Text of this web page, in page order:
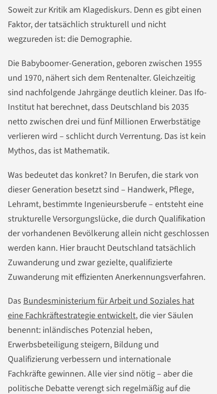
Soweit zur Kritik am Klagediskurs. Denn es gibt einen
Faktor, der tatsächlich strukturell und nicht
wegzureden ist: die Demographie.
Die Babyboomer-Generation, geboren zwischen 1955
und 1970, nähert sich dem Rentenalter. Gleichzeitig
sind nachfolgende Jahrgänge deutlich kleiner. Das Ifo-
Institut hat berechnet, dass Deutschland bis 2035
netto zwischen drei und fünf Millionen Erwerbstätige
verlieren wird – schlicht durch Verrentung. Das ist kein
Mythos, das ist Mathematik.
Was bedeutet das konkret? In Berufen, die stark von
dieser Generation besetzt sind – Handwerk, Pflege,
Lehramt, bestimmte Ingenieursberufe – entsteht eine
strukturelle Versorgungslücke, die durch Qualifikation
der vorhandenen Bevölkerung allein nicht geschlossen
werden kann. Hier braucht Deutschland tatsächlich
Zuwanderung und zwar gezielte, qualifizierte
Zuwanderung mit effizienten Anerkennungsverfahren.
Das Bundesministerium für Arbeit und Soziales hat
eine Fachkräftestrategie entwickelt, die vier Säulen
benennt: inländisches Potenzial heben,
Erwerbsbeteiligung steigern, Bildung und
Qualifizierung verbessern und internationale
Fachkräfte gewinnen. Alle vier sind nötig – aber die
politische Debatte verengt sich regelmäßig auf die